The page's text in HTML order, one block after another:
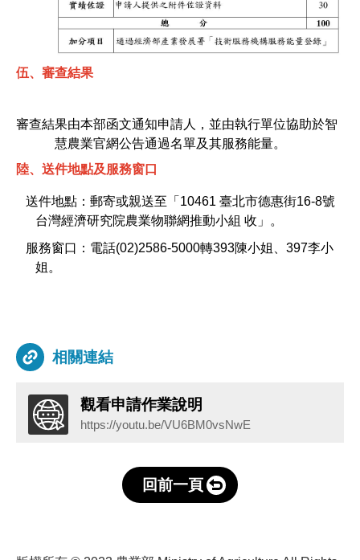
伍、審查結果
審查結果由本部函文通知申請人，並由執行單位協助於智
慧農業官網公告通過名單及其服務能量。
陸、送件地點及服務窗口
件地點 ： 郵寄或親送至「 10461 臺北市德惠街16-8號
台灣經濟研究院農業物聯網推動小組 收」。
務窗口：電話(02)2586-5000轉393陳小姐、 397李小
姐。
相關連結
觀看申請作業說明
https://youtu.be/VU6BM0vsNwE
回前一頁